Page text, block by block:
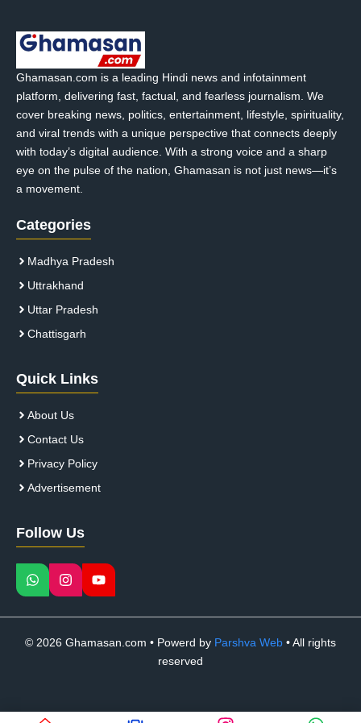
Ghamasan.com is a leading Hindi news and infotainment
platform, delivering fast, factual, and fearless journalism. We
cover breaking news, politics, entertainment, lifestyle, spirituality,
and viral trends with a unique perspective that connects deeply
with today’s digital audience. With a strong voice and a sharp
eye on the pulse of the nation, Ghamasan is not just news—it’s
a movement.
Categories
Madhya Pradesh
Uttrakhand
Uttar Pradesh
Chattisgarh
Quick Links
About Us
Contact Us
Privacy Policy
Advertisement
Follow Us
© 2026 Ghamasan.com • Powerd by Parshva Web • All rights
reserved